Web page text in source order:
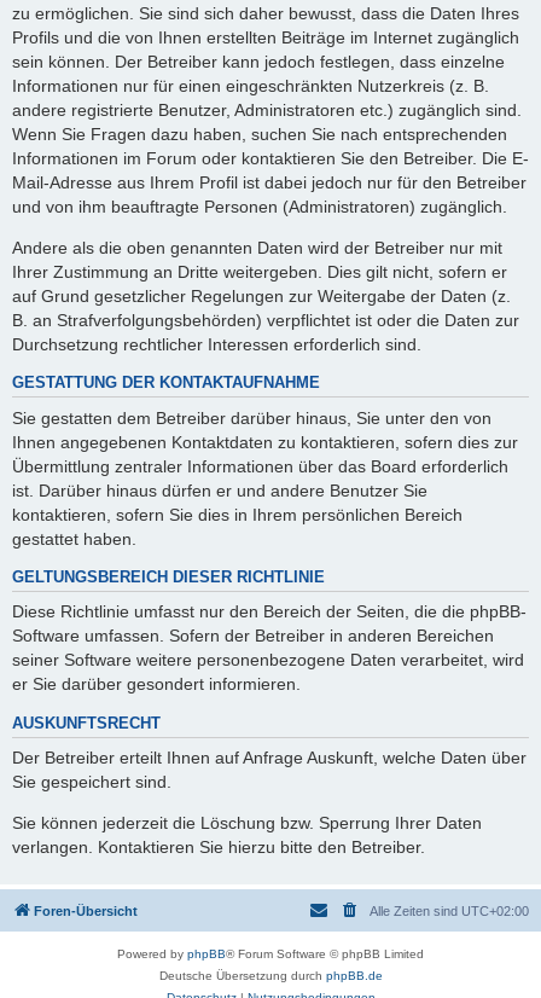
zu ermöglichen. Sie sind sich daher bewusst, dass die Daten Ihres
Profils und die von Ihnen erstellten Beiträge im Internet zugänglich
sein können. Der Betreiber kann jedoch festlegen, dass einzelne
Informationen nur für einen eingeschränkten Nutzerkreis (z. B.
andere registrierte Benutzer, Administratoren etc.) zugänglich sind.
Wenn Sie Fragen dazu haben, suchen Sie nach entsprechenden
Informationen im Forum oder kontaktieren Sie den Betreiber. Die E-
Mail-Adresse aus Ihrem Profil ist dabei jedoch nur für den Betreiber
und von ihm beauftragte Personen (Administratoren) zugänglich.
Andere als die oben genannten Daten wird der Betreiber nur mit
Ihrer Zustimmung an Dritte weitergeben. Dies gilt nicht, sofern er
auf Grund gesetzlicher Regelungen zur Weitergabe der Daten (z.
B. an Strafverfolgungsbehörden) verpflichtet ist oder die Daten zur
Durchsetzung rechtlicher Interessen erforderlich sind.
GESTATTUNG DER KONTAKTAUFNAHME
Sie gestatten dem Betreiber darüber hinaus, Sie unter den von
Ihnen angegebenen Kontaktdaten zu kontaktieren, sofern dies zur
Übermittlung zentraler Informationen über das Board erforderlich
ist. Darüber hinaus dürfen er und andere Benutzer Sie
kontaktieren, sofern Sie dies in Ihrem persönlichen Bereich
gestattet haben.
GELTUNGSBEREICH DIESER RICHTLINIE
Diese Richtlinie umfasst nur den Bereich der Seiten, die die phpBB-
Software umfassen. Sofern der Betreiber in anderen Bereichen
seiner Software weitere personenbezogene Daten verarbeitet, wird
er Sie darüber gesondert informieren.
AUSKUNFTSRECHT
Der Betreiber erteilt Ihnen auf Anfrage Auskunft, welche Daten über
Sie gespeichert sind.
Sie können jederzeit die Löschung bzw. Sperrung Ihrer Daten
verlangen. Kontaktieren Sie hierzu bitte den Betreiber.
Foren-Übersicht Alle Zeiten sind UTC+02:00
Powered by phpBB® Forum Software © phpBB Limited
Deutsche Übersetzung durch phpBB.de